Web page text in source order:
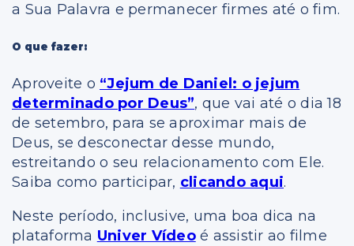
a Sua Palavra e permanecer firmes até o fim.
O que fazer:
Aproveite o “Jejum de Daniel: o jejum
determinado por Deus”, que vai até o dia 18
de setembro, para se aproximar mais de
Deus, se desconectar desse mundo,
estreitando o seu relacionamento com Ele.
Saiba como participar, clicando aqui.
Neste período, inclusive, uma boa dica na
plataforma Univer Vídeoé assistir ao filme